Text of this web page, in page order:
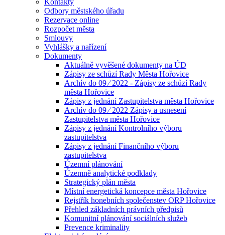
Kontakty
Odbory městského úřadu
Rezervace online
Rozpočet města
Smlouvy
Vyhlášky a nařízení
Dokumenty
Aktuálně vyvěšené dokumenty na ÚD
Zápisy ze schůzí Rady Města Hořovice
Archív do 09 ⁄ 2022 - Zápisy ze schůzí Rady
města Hořovice
Zápisy z jednání Zastupitelstva města Hořovice
Archív do 09 ⁄ 2022 Zápisy a usnesení
Zastupitelstva města Hořovice
Zápisy z jednání Kontrolního výboru
zastupitelstva
Zápisy z jednání Finančního výboru
zastupitelstva
Územní plánování
Územně analytické podklady
Strategický plán města
Místní energetická koncepce města Hořovice
Rejstřík honebních společenstev ORP Hořovice
Přehled základních právních předpisů
Komunitní plánování sociálních služeb
Prevence kriminality